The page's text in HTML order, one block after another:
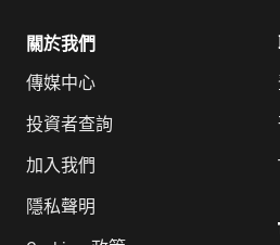
關於我們
傳媒中心
投資者查詢
加入我們
隱私聲明